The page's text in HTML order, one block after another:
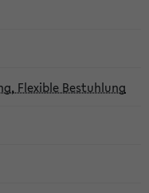
Flexible Bestuhlung